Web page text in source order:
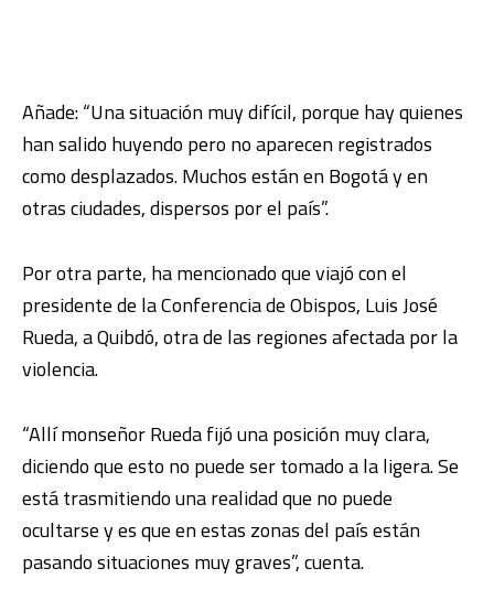
Añade: “Una situación muy difícil, porque hay quienes
han salido huyendo pero no aparecen registrados
como desplazados. Muchos están en Bogotá y en
otras ciudades, dispersos por el país”.
Por otra parte, ha mencionado que viajó con el
presidente de la Conferencia de Obispos, Luis José
Rueda, a Quibdó, otra de las regiones afectada por la
violencia.
“Allí monseñor Rueda fijó una posición muy clara,
diciendo que esto no puede ser tomado a la ligera. Se
está trasmitiendo una realidad que no puede
ocultarse y es que en estas zonas del país están
pasando situaciones muy graves”, cuenta.